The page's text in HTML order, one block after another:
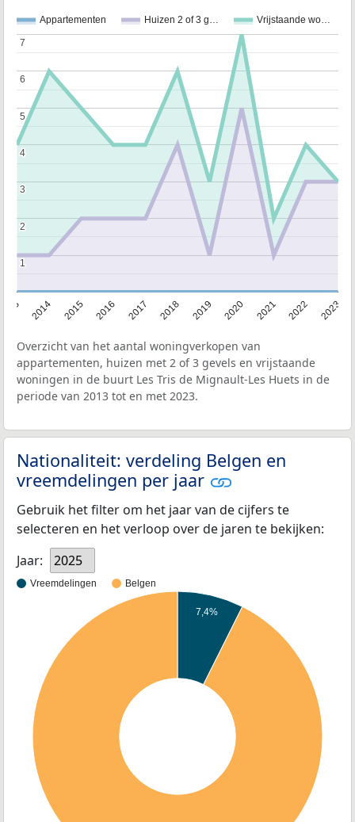
Appartementen Huizen 2 of 3 g… Vrijstaande wo…
2014 2015 2016 2017 2018 2019 2020 2021 2022 2023
1
1
2
2
3
3
4
4
5
5
6
6
7
7
Overzicht van het aantal woningverkopen van
appartementen, huizen met 2 of 3 gevels en vrijstaande
woningen in de buurt Les Tris de Mignault-Les Huets in de
periode van 2013 tot en met 2023.
Nationaliteit: verdeling Belgen en
vreemdelingen per jaar
Gebruik het filter om het jaar van de cijfers te
selecteren en het verloop over de jaren te bekijken:
Jaar:
2025
Vreemdelingen Belgen
7,4%